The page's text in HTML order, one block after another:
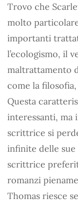
Trovo che
molto
importanti
l’ecologismo, il
maltrattamento
come la
Questa
interessanti, ma
scrittrice si
infinite delle sue
scrittrice
romanzi
Thomas riesce